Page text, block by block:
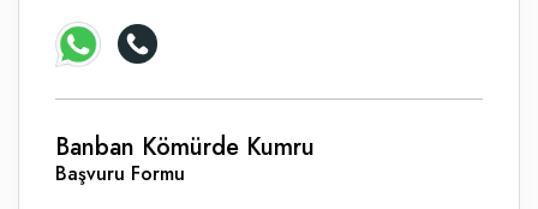
Banban Kömürde Kumru
Başvuru Formu